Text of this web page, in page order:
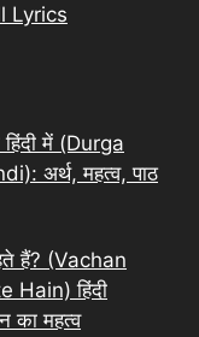
Lyrics
हिंदी में (Durga
अर्थ, महत्व, पाठ
हैं? (Vachan
Hain) हिंदी
का महत्व